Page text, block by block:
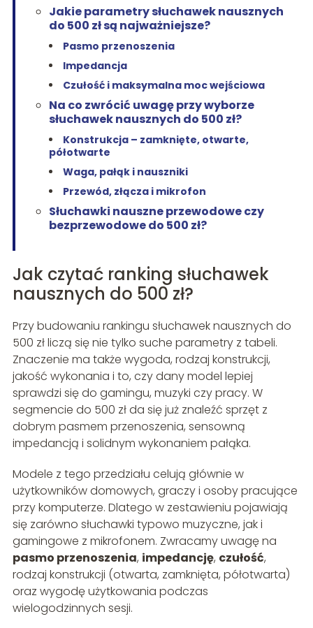
Jakie parametry słuchawek nausznych
do 500 zł są najważniejsze?
Pasmo przenoszenia
Impedancja
Czułość i maksymalna moc wejściowa
Na co zwrócić uwagę przy wyborze
słuchawek nausznych do 500 zł?
Konstrukcja – zamknięte, otwarte,
półotwarte
Waga, pałąk i nauszniki
Przewód, złącza i mikrofon
Słuchawki nauszne przewodowe czy
bezprzewodowe do 500 zł?
Jak czytać ranking słuchawek
nausznych do 500 zł?
Przy budowaniu rankingu słuchawek nausznych do
500 zł liczą się nie tylko suche parametry z tabeli.
Znaczenie ma także wygoda, rodzaj konstrukcji,
jakość wykonania i to, czy dany model lepiej
sprawdzi się do gamingu, muzyki czy pracy. W
segmencie do 500 zł da się już znaleźć sprzęt z
dobrym pasmem przenoszenia, sensowną
impedancją i solidnym wykonaniem pałąka.
Modele z tego przedziału celują głównie w
użytkowników domowych, graczy i osoby pracujące
przy komputerze. Dlatego w zestawieniu pojawiają
się zarówno słuchawki typowo muzyczne, jak i
gamingowe z mikrofonem. Zwracamy uwagę na
pasmo przenoszenia, impedancję, czułość,
rodzaj konstrukcji (otwarta, zamknięta, półotwarta)
oraz wygodę użytkowania podczas
wielogodzinnych sesji.